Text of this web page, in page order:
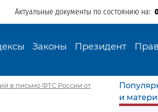
Актуальные документы по состоянию на:
Законы Президент
в письмо ФТС России от
и